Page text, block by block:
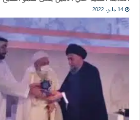
14 مايو، 2022